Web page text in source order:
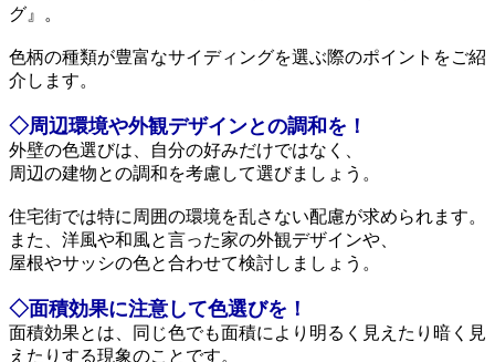
グ』。
色柄の種類が豊富なサイディングを選ぶ際のポイントをご紹
介します。
◇周辺環境や外観デザインとの調和を！
外壁の色選びは、自分の好みだけではなく、
周辺の建物との調和を考慮して選びましょう。
住宅街では特に周囲の環境を乱さない配慮が求められます。
また、洋風や和風と言った家の外観デザインや、
屋根やサッシの色と合わせて検討しましょう。
◇面積効果に注意して色選びを！
面積効果とは、同じ色でも面積により明るく見えたり暗く見
えたりする現象のことです。